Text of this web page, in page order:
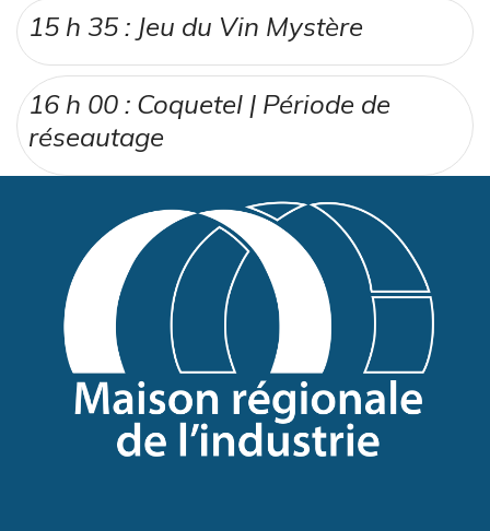
15 h 35 : Jeu du Vin Mystère
16 h 00 : Coquetel | Période de
réseautage